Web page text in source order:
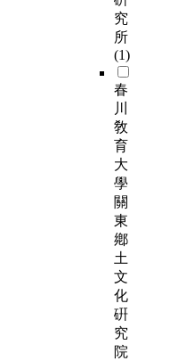
究
所
(1)
春
川
敎
育
大
學
關
東
鄕
土
文
化
硏
究
院